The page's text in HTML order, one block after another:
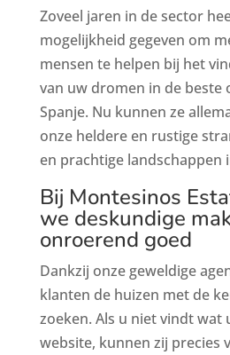
Zoveel jaren in de sector
mogelijkheid gegeven om
mensen te helpen bij het
van uw dromen in de beste
Spanje. Nu kunnen ze
onze heldere en rustige
en prachtige landschappen
Bij Montesinos
we deskundige
onroerend goed
Dankzij onze geweldige
klanten de huizen met de
zoeken. Als u niet vindt wat
website, kunnen zij precies